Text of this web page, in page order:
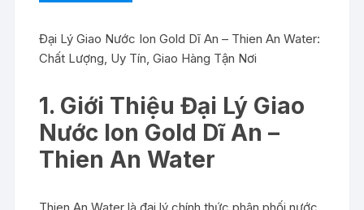
Đại Lý Giao Nước Ion Gold Dĩ An – Thien An Water:
Chất Lượng, Uy Tín, Giao Hàng Tận Nơi
1. Giới Thiệu Đại Lý Giao
Nước Ion Gold Dĩ An –
Thien An Water